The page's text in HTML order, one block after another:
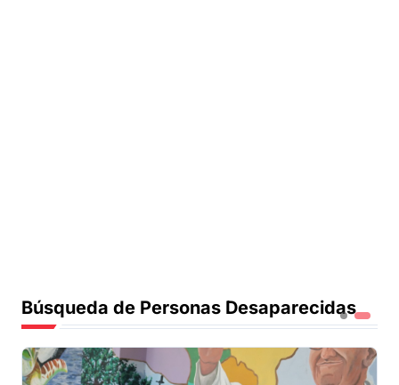
Búsqueda de Personas Desaparecidas